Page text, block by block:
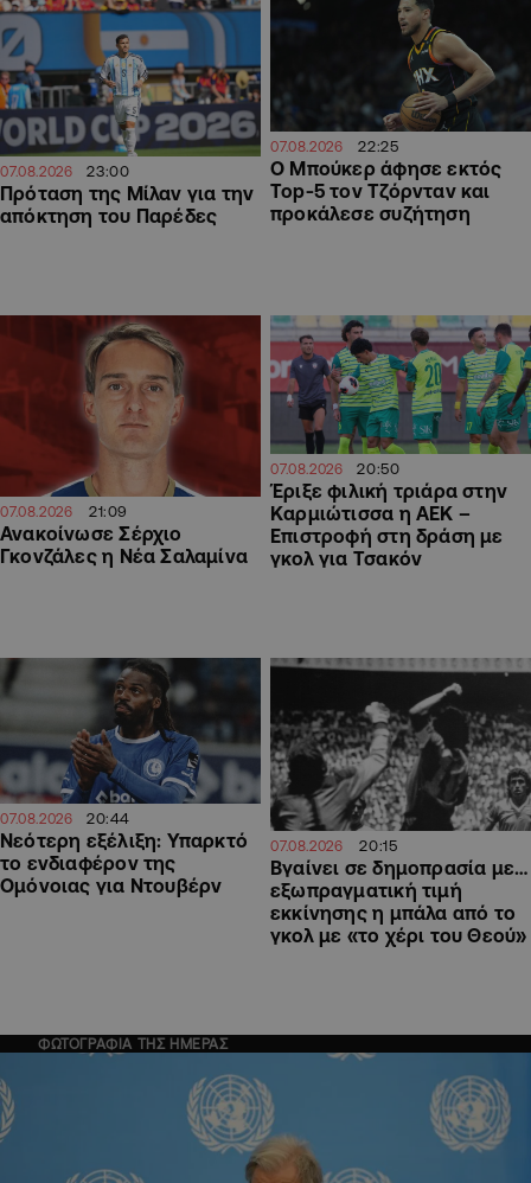
07.08.2026 23:00
Πρόταση της Μίλαν για την
απόκτηση του Παρέδες
07.08.2026 22:25
Ο Μπούκερ άφησε εκτός
Top-5 τον Τζόρνταν και
προκάλεσε συζήτηση
07.08.2026 21:09
Ανακοίνωσε Σέρχιο
Γκονζάλες η Νέα Σαλαμίνα
07.08.2026 20:50
Έριξε φιλική τριάρα στην
Καρμιώτισσα η ΑΕΚ –
Επιστροφή στη δράση με
γκολ για Τσακόν
07.08.2026 20:44
Νεότερη εξέλιξη: Υπαρκτό
το ενδιαφέρον της
Ομόνοιας για Ντουβέρν
07.08.2026 20:15
Βγαίνει σε δημοπρασία με…
εξωπραγματική τιμή
εκκίνησης η μπάλα από το
γκολ με «το χέρι του Θεού»
ΦΩΤΟΓΡΑΦΙΑ ΤΗΣ ΗΜΕΡΑΣ